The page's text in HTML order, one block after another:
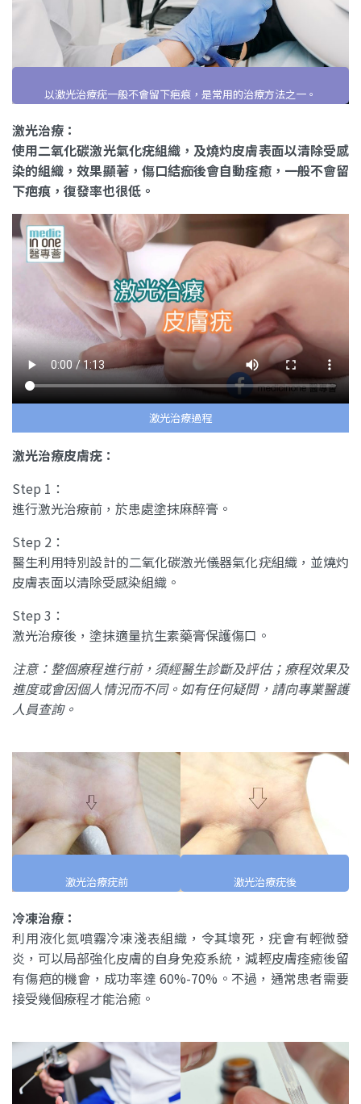
以激光治療疣一般不會留下疤痕，是常用的治療方法之一。
激光治療：
使用二氧化碳激光氣化疣組織，及燒灼皮膚表面以清除受感
染的組織，效果顯著，傷口結痂後會自動痊癒，一般不會留
下疤痕，復發率也很低。
激光治療過程
激光治療皮膚疣：
Step 1：
進行激光治療前，於患處塗抹麻醉膏。
Step 2：
醫生利用特別設計的二氧化碳激光儀器氣化疣組織，並燒灼
皮膚表面以清除受感染組織。
Step 3：
激光治療後，塗抹適量抗生素藥膏保護傷口。
注意：整個療程進行前，須經醫生診斷及評估；療程效果及
進度或會因個人情況而不同。如有任何疑問，請向專業醫護
人員查詢。
激光治療疣前 激光治療疣後
冷凍治療：
利用液化氮噴霧冷凍淺表組織，令其壞死，疣會有輕微發
炎，可以局部強化皮膚的自身免疫系統，減輕皮膚痊癒後留
有傷疤的機會，成功率達 60%-70%。不過，通常患者需要
接受幾個療程才能治癒。